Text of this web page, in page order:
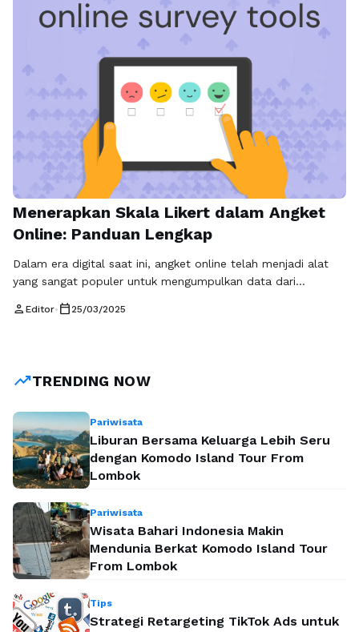
Menerapkan Skala Likert dalam Angket
Online: Panduan Lengkap
Dalam era digital saat ini, angket online telah menjadi alat
yang sangat populer untuk mengumpulkan data dari
angket online adalah skala Likert. Skala ini memungkinkan
Selengkapnya
person Editor• calendar_today 25/03/2025
trending_upTRENDING NOW
Pariwisata
Liburan Bersama Keluarga Lebih Seru
dengan Komodo Island Tour From
Lombok
Pariwisata
Wisata Bahari Indonesia Makin
Mendunia Berkat Komodo Island Tour
From Lombok
Tips
Strategi Retargeting TikTok Ads untuk